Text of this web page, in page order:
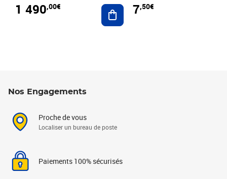
1 490,00€ Ajouter au panier
7,50€
Nos Engagements
Proche de vous
Localiser un bureau de poste
Paiements 100% sécurisés